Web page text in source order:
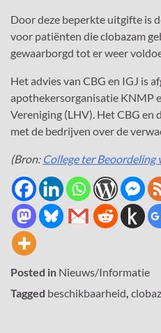
Door deze beperkte uitgifte is
voor patiënten die clobazam
gewaarborgd tot er weer
Het advies van CBG en IGJ is
apothekersorganisatie KNMP
Vereniging (LHV). Het CBG en
met de bedrijven over de
(Bron: College ter Beoordeling
Posted in Nieuws/Informatie
Tagged beschikbaarheid,